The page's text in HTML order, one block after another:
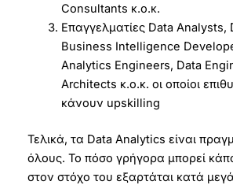
Consultants κ.ο.κ.
Επαγγελματίες Data Analysts,
Business Intelligence
Analytics Engineers, Data
Architects κ.ο.κ. οι οποίοι
κάνουν upskilling
Τελικά, τα Data Analytics είναι
όλους. Το πόσο γρήγορα μπορεί
στον στόχο του εξαρτάται κατά